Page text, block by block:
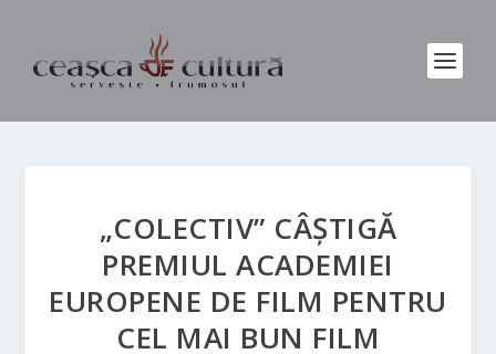
„COLECTIV” CÂȘTIGĂ
PREMIUL ACADEMIEI
EUROPENE DE FILM PENTRU
CEL MAI BUN FILM